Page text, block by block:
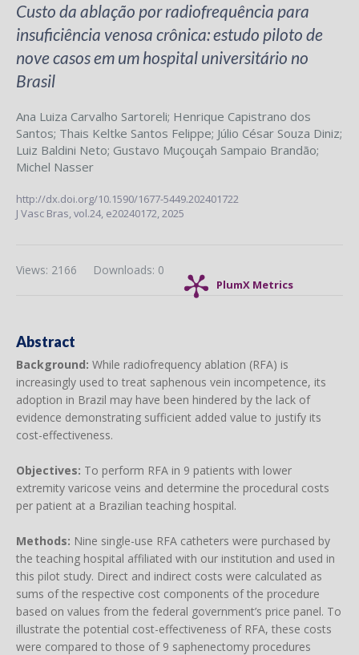
Custo da ablação por radiofrequência para
insuficiência venosa crônica: estudo piloto de
nove casos em um hospital universitário no
Brasil
Ana Luiza Carvalho Sartoreli; Henrique Capistrano dos
Santos; Thais Keltke Santos Felippe; Júlio César Souza Diniz;
Luiz Baldini Neto; Gustavo Muçouçah Sampaio Brandão;
Michel Nasser
http://dx.doi.org/10.1590/1677-5449.202401722
J Vasc Bras,vol.24, e20240172, 2025
PlumX Metrics
Downloads: 0
Views: 2166
Abstract
Background: While radiofrequency ablation (RFA) is
increasingly used to treat saphenous vein incompetence, its
adoption in Brazil may have been hindered by the lack of
evidence demonstrating sufficient added value to justify its
cost-effectiveness.
Objectives: To perform RFA in 9 patients with lower
extremity varicose veins and determine the procedural costs
per patient at a Brazilian teaching hospital.
Methods: Nine single-use RFA catheters were purchased by
the teaching hospital affiliated with our institution and used in
this pilot study. Direct and indirect costs were calculated as
sums of the respective cost components of the procedure
based on values from the federal government’s price panel. To
illustrate the potential cost-effectiveness of RFA, these costs
were compared to those of 9 saphenectomy procedures